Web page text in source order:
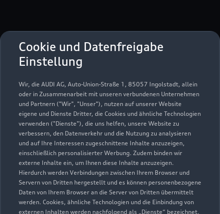
Cookie und Datenfreigabe
Einstellung
Wir, die AUDI AG, Auto-Union-Straße 1, 85057 Ingolstadt, allein
oder in Zusammenarbeit mit unseren verbundenen Unternehmen
und Partnern ("Wir", "Unser"), nutzen auf unserer Website
eigene und Dienste Dritter, die Cookies und ähnliche Technologien
verwenden ("Dienste"), die uns helfen, unsere Website zu
verbessern, den Datenverkehr und die Nutzung zu analysieren
und auf Ihre Interessen zugeschnittene Inhalte anzuzeigen,
einschließlich personalisierter Werbung. Zudem binden wir
externe Inhalte ein, um Ihnen diese Inhalte anzuzeigen.
Hierdurch werden Verbindungen zwischen Ihrem Browser und
Servern von Dritten hergestellt und es können personenbezogene
Daten von Ihrem Browser an die Server von Dritten übermittelt
werden. Cookies, ähnliche Technologien und die Einbindung von
externen Inhalten werden nachfolgend als „Dienste“ bezeichnet.
18273 Güstrow
03843 24520
info@audi-guestrow.de
Kontaktdaten herunterladen
Öffnungszeiten